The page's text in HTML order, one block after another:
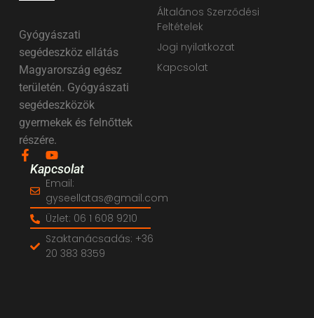
Gyógyászati
segédeszköz ellátás
Magyarország egész
területén. Gyógyászati
segédeszközök
gyermekek és felnőttek
részére.
Általános Szerződési
Feltételek
Jogi nyilatkozat
Kapcsolat
Kapcsolat
Email:
gyseellatas@gmail.com
Üzlet: 06 1 608 9210
Szaktanácsadás: +36
20 383 8359